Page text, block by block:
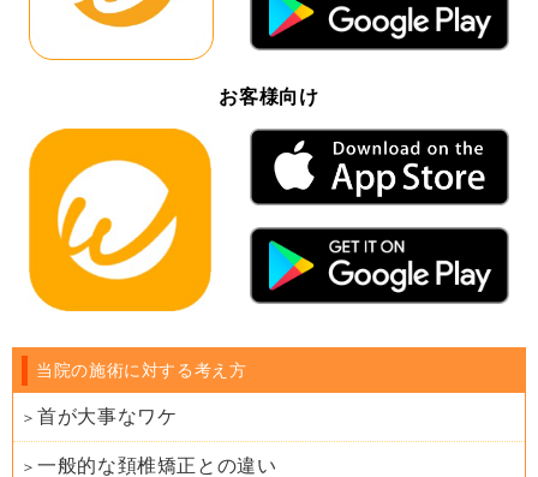
お客様向け
当院の施術に対する考え方
首が大事なワケ
一般的な頚椎矯正との違い